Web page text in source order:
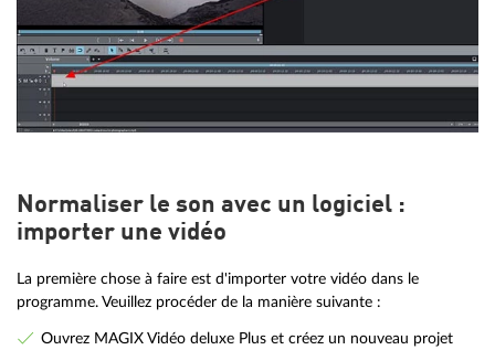
Normaliser le son avec un logiciel :
importer une vidéo
La première chose à faire est d'importer votre vidéo dans le
programme. Veuillez procéder de la manière suivante :
Ouvrez MAGIX Vidéo deluxe Plus et créez un nouveau projet